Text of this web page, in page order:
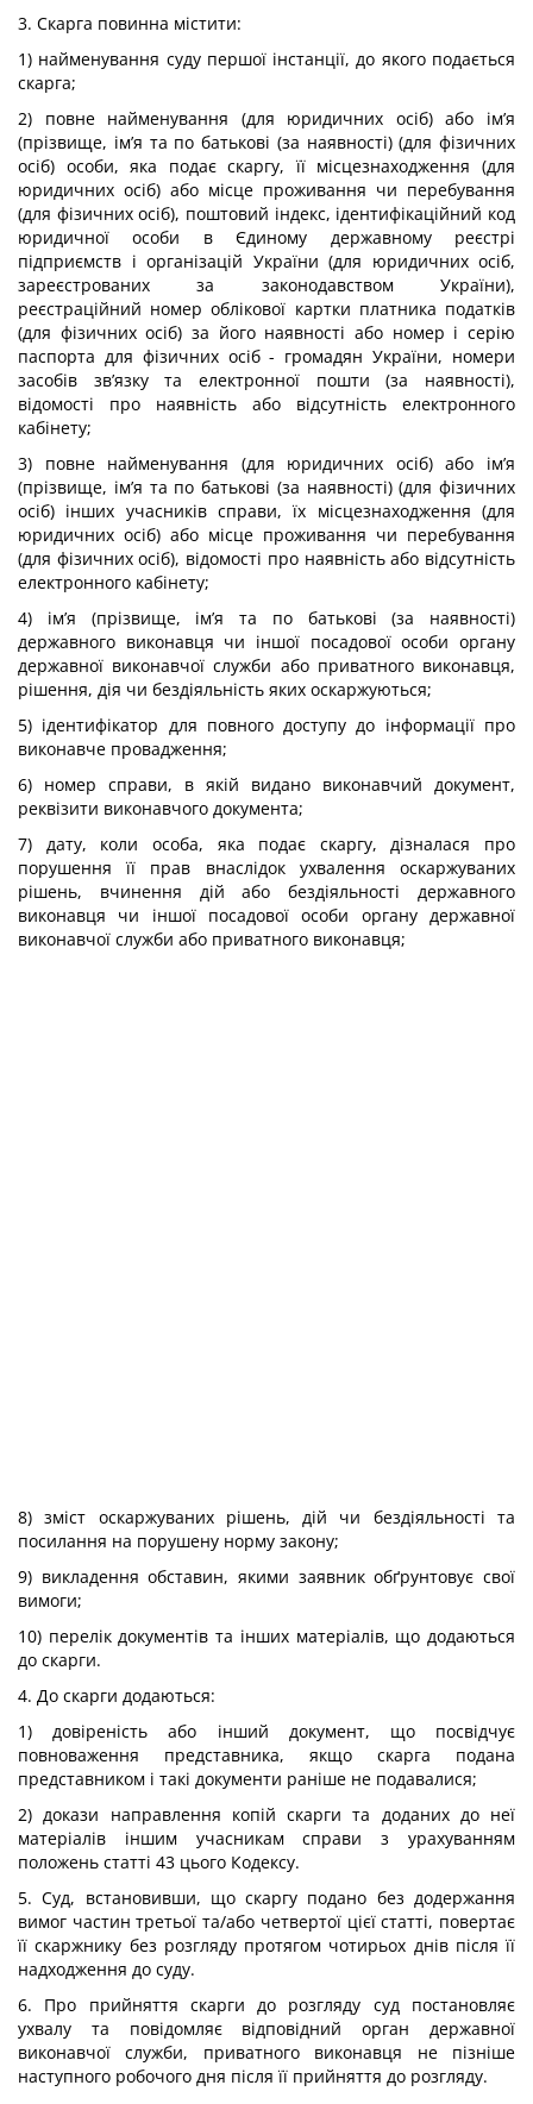
3. Скарга повинна містити:
1) найменування суду першої інстанції, до якого подається
скарга;
2) повне найменування (для юридичних осіб) або ім’я
(прізвище, ім’я та по батькові (за наявності) (для фізичних
осіб) особи, яка подає скаргу, її місцезнаходження (для
юридичних осіб) або місце проживання чи перебування
(для фізичних осіб), поштовий індекс, ідентифікаційний код
юридичної особи в Єдиному державному реєстрі
підприємств і організацій України (для юридичних осіб,
зареєстрованих за законодавством України),
реєстраційний номер облікової картки платника податків
(для фізичних осіб) за його наявності або номер і серію
паспорта для фізичних осіб - громадян України, номери
засобів зв’язку та електронної пошти (за наявності),
відомості про наявність або відсутність електронного
кабінету;
3) повне найменування (для юридичних осіб) або ім’я
(прізвище, ім’я та по батькові (за наявності) (для фізичних
осіб) інших учасників справи, їх місцезнаходження (для
юридичних осіб) або місце проживання чи перебування
(для фізичних осіб), відомості про наявність або відсутність
електронного кабінету;
4) ім’я (прізвище, ім’я та по батькові (за наявності)
державного виконавця чи іншої посадової особи органу
державної виконавчої служби або приватного виконавця,
рішення, дія чи бездіяльність яких оскаржуються;
5) ідентифікатор для повного доступу до інформації про
виконавче провадження;
6) номер справи, в якій видано виконавчий документ,
реквізити виконавчого документа;
7) дату, коли особа, яка подає скаргу, дізналася про
порушення її прав внаслідок ухвалення оскаржуваних
рішень, вчинення дій або бездіяльності державного
виконавця чи іншої посадової особи органу державної
виконавчої служби або приватного виконавця;
8) зміст оскаржуваних рішень, дій чи бездіяльності та
посилання на порушену норму закону;
9) викладення обставин, якими заявник обґрунтовує свої
вимоги;
10) перелік документів та інших матеріалів, що додаються
до скарги.
4. До скарги додаються:
1) довіреність або інший документ, що посвідчує
повноваження представника, якщо скарга подана
представником і такі документи раніше не подавалися;
2) докази направлення копій скарги та доданих до неї
матеріалів іншим учасникам справи з урахуванням
положень статті 43 цього Кодексу.
5. Суд, встановивши, що скаргу подано без додержання
вимог частин третьої та/або четвертої цієї статті, повертає
її скаржнику без розгляду протягом чотирьох днів після її
надходження до суду.
6. Про прийняття скарги до розгляду суд постановляє
ухвалу та повідомляє відповідний орган державної
виконавчої служби, приватного виконавця не пізніше
наступного робочого дня після її прийняття до розгляду.